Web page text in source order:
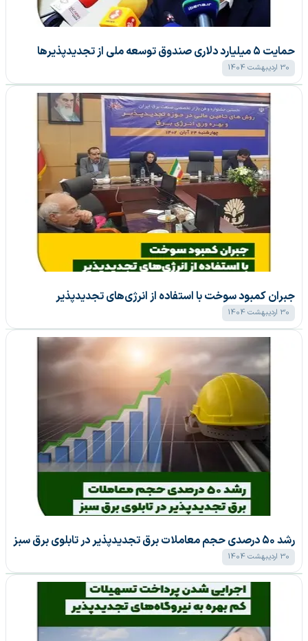
حمایت ۵ میلیارد دلاری صندوق توسعه ملی از تجدیدپذیر‌ها
30 اردیبهشت 1404
جبران کمبود سوخت با استفاده از انرژی‌های تجدیدپذیر
30 اردیبهشت 1404
رشد ۵۰ درصدی حجم معاملات برق تجدیدپذیر در تابلوی برق سبز
30 اردیبهشت 1404